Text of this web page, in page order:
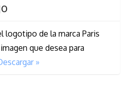
logotipo de la marca Paris
que desea para
»